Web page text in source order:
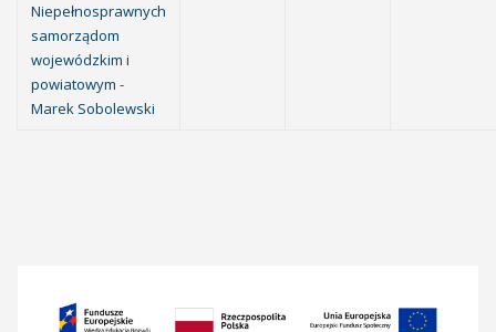
Niepełnosprawnych
samorządom
wojewódzkim i
powiatowym -
Marek Sobolewski